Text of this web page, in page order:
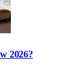
2026?